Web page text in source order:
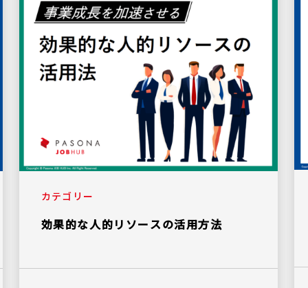
カテゴリー
効果的な人的リソースの活用方法